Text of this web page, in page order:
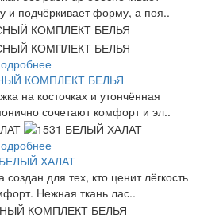
и подчёркивает форму, а поя..
КОМПЛЕКТ БЕЛЬЯ
на косточках и утончённая
сочетают комфорт и эл..
ХАЛАТ
для тех, кто ценит лёгкость
Нежная ткань лас..